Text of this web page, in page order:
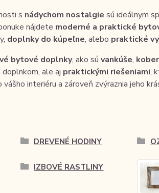
s nádychom nostalgie sú ideálnym
nájdete moderné a praktické
doplnky do kúpeľne, alebo praktické
bytové doplnky, ako sú vankúše,
ale aj praktickými riešeniami,
interiéru a zároveň zvýraznia jeho
DREVENÉ HODINY
IZBOVÉ RASTLINY